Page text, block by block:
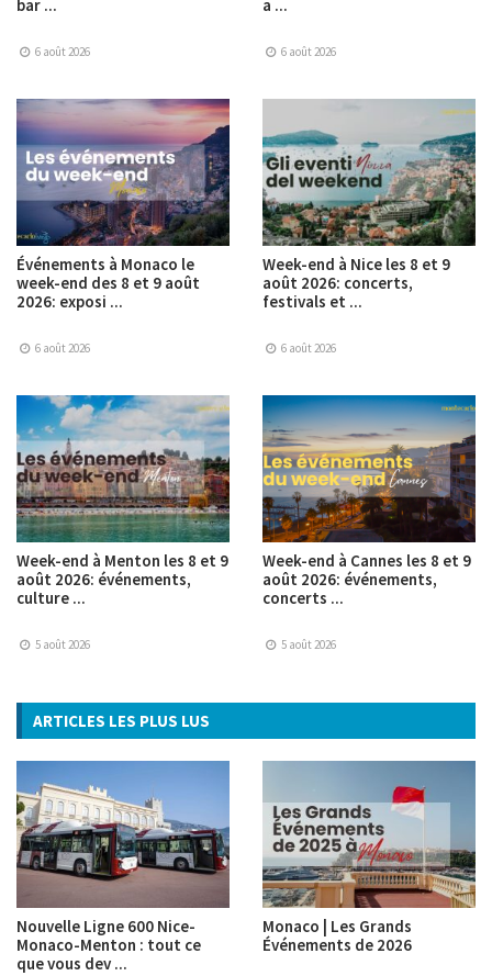
bar ...
6 août 2026
a ...
6 août 2026
Événements à Monaco le
week-end des 8 et 9 août
2026: exposi ...
6 août 2026
Week-end à Nice les 8 et 9
août 2026: concerts,
festivals et ...
6 août 2026
Week-end à Menton les 8 et 9
août 2026: événements,
culture ...
5 août 2026
Week-end à Cannes les 8 et 9
août 2026: événements,
concerts ...
5 août 2026
ARTICLES LES PLUS LUS
Nouvelle Ligne 600 Nice-
Monaco-Menton : tout ce
que vous dev ...
Monaco | Les Grands
Événements de 2026